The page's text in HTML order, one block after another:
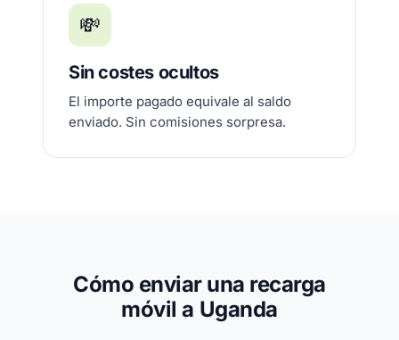
💸
Sin costes ocultos
El importe pagado equivale al saldo
enviado. Sin comisiones sorpresa.
Cómo enviar una recarga
móvil a Uganda